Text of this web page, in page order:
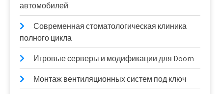
автомобилей
Современная стоматологическая клиника
полного цикла
Игровые серверы и модификации для Doom
Монтаж вентиляционных систем под ключ